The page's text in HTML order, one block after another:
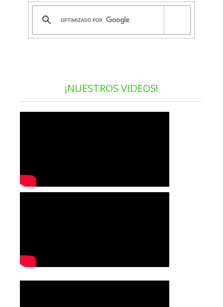
¡NUESTROS VIDEOS!